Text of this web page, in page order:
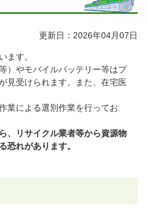
更新日：2026年04月07日
ます。
）やモバイルバッテリー等はプ
見受けられます。また、在宅医
業による選別作業を行ってお
、リサイクル業者等から資源物
恐れがあります。